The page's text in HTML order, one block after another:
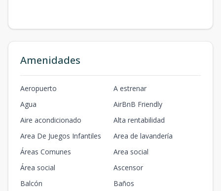
Amenidades
Aeropuerto
A estrenar
Agua
AirBnB Friendly
Aire acondicionado
Alta rentabilidad
Area De Juegos Infantiles
Area de lavandería
Áreas Comunes
Area social
Área social
Ascensor
Balcón
Baños